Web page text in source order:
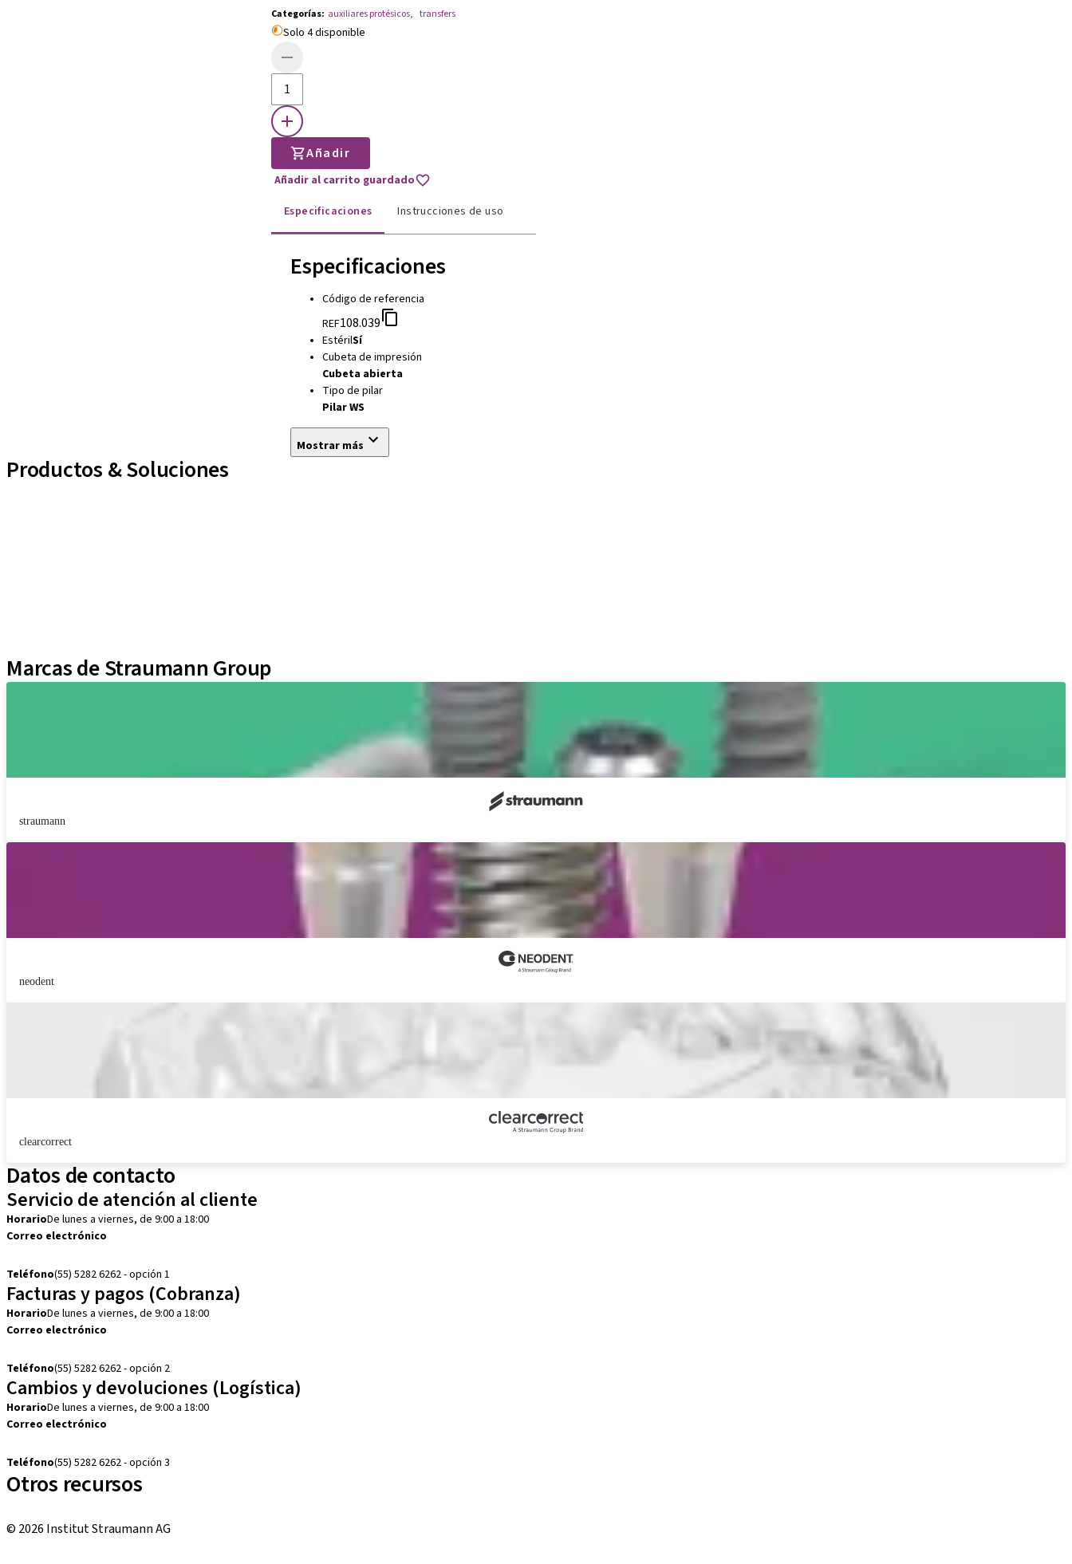
Categorías: auxiliares protésicos, transfers
Solo 4 disponible
Añadir
Añadir al carrito guardado
Especificaciones
Instrucciones de uso
Especificaciones
Código de referencia
REF108.039
EstérilSí
Cubeta de impresión
Cubeta abierta
Tipo de pilar
Pilar WS
Mostrar más
Productos & Soluciones
Marcas de Straumann Group
straumann
neodent
clearcorrect
Datos de contacto
Servicio de atención al cliente
HorarioDe lunes a viernes, de 9:00 a 18:00
Correo electrónico
Teléfono(55) 5282 6262 - opción 1
Facturas y pagos (Cobranza)
HorarioDe lunes a viernes, de 9:00 a 18:00
Correo electrónico
Teléfono(55) 5282 6262 - opción 2
Cambios y devoluciones (Logística)
HorarioDe lunes a viernes, de 9:00 a 18:00
Correo electrónico
Teléfono(55) 5282 6262 - opción 3
Otros recursos
© 2026 Institut Straumann AG